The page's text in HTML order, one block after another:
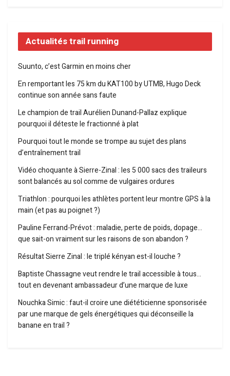
Actualités trail running
Suunto, c’est Garmin en moins cher
En remportant les 75 km du KAT100 by UTMB, Hugo Deck
continue son année sans faute
Le champion de trail Aurélien Dunand-Pallaz explique
pourquoi il déteste le fractionné à plat
Pourquoi tout le monde se trompe au sujet des plans
d’entraînement trail
Vidéo choquante à Sierre-Zinal : les 5 000 sacs des traileurs
sont balancés au sol comme de vulgaires ordures
Triathlon : pourquoi les athlètes portent leur montre GPS à la
main (et pas au poignet ?)
Pauline Ferrand-Prévot : maladie, perte de poids, dopage…
que sait-on vraiment sur les raisons de son abandon ?
Résultat Sierre Zinal : le triplé kényan est-il louche ?
Baptiste Chassagne veut rendre le trail accessible à tous…
tout en devenant ambassadeur d’une marque de luxe
Nouchka Simic : faut-il croire une diététicienne sponsorisée
par une marque de gels énergétiques qui déconseille la
banane en trail ?